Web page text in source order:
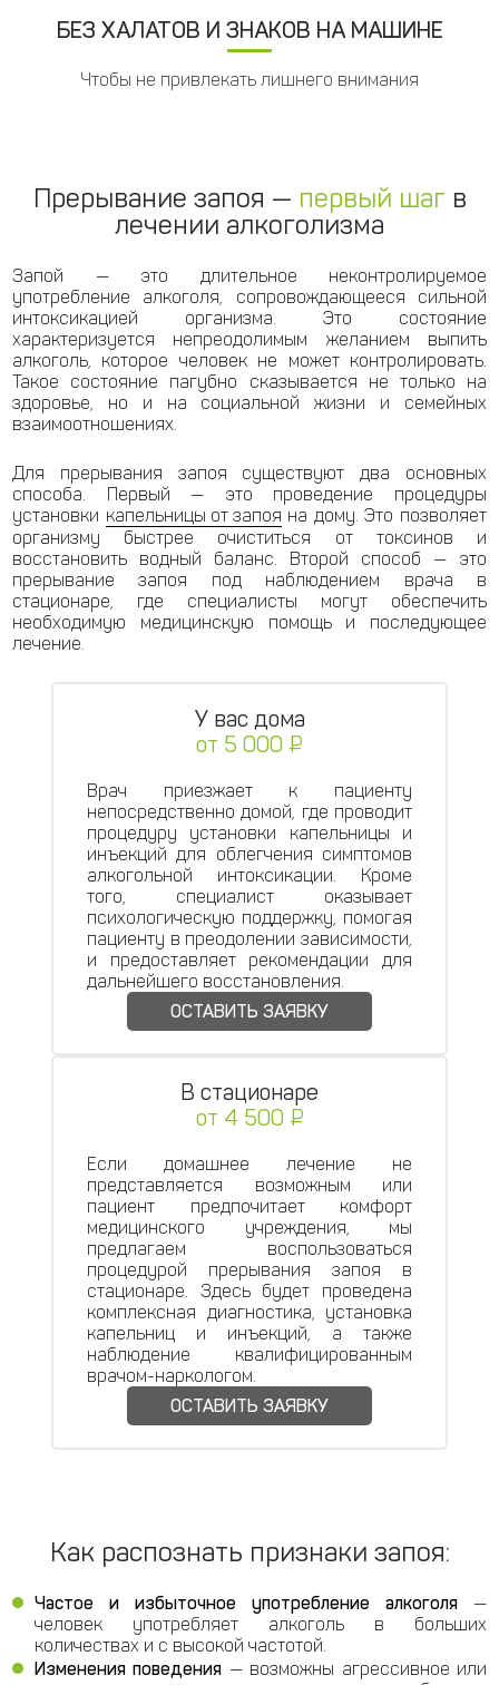
БЕЗ ХАЛАТОВ И ЗНАКОВ НА МАШИНЕ
Чтобы не привлекать лишнего внимания
Прерывание запоя — первый шагв
лечении алкоголизма
Запой — это длительное неконтролируемое
употребление алкоголя, сопровождающееся сильной
интоксикацией организма. Это состояние
характеризуется непреодолимым желанием выпить
алкоголь, которое человек не может контролировать.
Такое состояние пагубно сказывается не только на
здоровье, но и на социальной жизни и семейных
взаимоотношениях.
Для прерывания запоя существуют два основных
способа. Первый — это проведение процедуры
установки капельницы от запоя на дому. Это позволяет
организму быстрее очиститься от токсинов и
восстановить водный баланс. Второй способ — это
прерывание запоя под наблюдением врача в
стационаре, где специалисты могут обеспечить
необходимую медицинскую помощь и последующее
лечение.
У вас дома
от 5 000 ₽
Врач приезжает к пациенту
непосредственно домой, где проводит
процедуру установки капельницы и
инъекций для облегчения симптомов
алкогольной интоксикации. Кроме
того, специалист оказывает
психологическую поддержку, помогая
пациенту в преодолении зависимости,
и предоставляет рекомендации для
дальнейшего восстановления.
ОСТАВИТЬ ЗАЯВКУ
В стационаре
от 4 500 ₽
Если домашнее лечение не
представляется возможным или
пациент предпочитает комфорт
медицинского учреждения, мы
предлагаем воспользоваться
процедурой прерывания запоя в
стационаре. Здесь будет проведена
комплексная диагностика, установка
капельниц и инъекций, а также
наблюдение квалифицированным
врачом-наркологом.
ОСТАВИТЬ ЗАЯВКУ
Как распознать признаки запоя:
Частое и избыточное употребление алкоголя —
человек употребляет алкоголь в больших
количествах и с высокой частотой.
Изменения поведения — возможны агрессивное или